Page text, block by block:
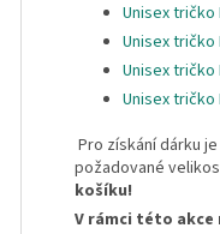
Unisex tričko
Unisex tričko
Unisex tričko
Unisex tričko
Pro získání dárku
požadované
košíku!
V rámci této